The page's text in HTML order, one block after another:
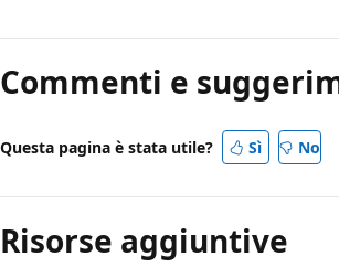
Commenti e
Questa pagina è stata utile? Sì No
Risorse aggiuntive